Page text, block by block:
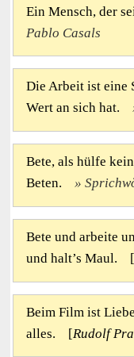
Ein Mensch, der
Pablo Casals
Die Arbeit ist eine
Wert an sich hat.
Bete, als hülfe
Beten.
Bete und arbeite
und halt’s Maul. [
Beim Film ist
alles. [Rudolf